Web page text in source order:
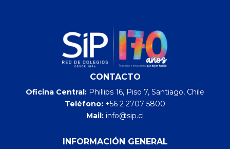
CONTACTO
Oficina Central: Phillips 16, Piso 7, Santiago, Chile
Teléfono: +56 2 2707 5800
Mail: info@sip.cl
INFORMACIÓN GENERAL